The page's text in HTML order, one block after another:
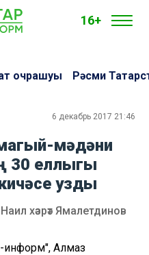
16+
очрашуы Рәсми
6 декабрь 2017 21:46
мәдәни
30 еллыгы
узды
хәзрәт Ямалетдинов
информ", Алмаз